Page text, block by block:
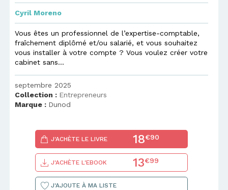
Cyril Moreno
Vous êtes un professionnel de l’expertise-comptable,
fraîchement diplômé et/ou salarié, et vous souhaitez
vous installer à votre compte ? Vous voulez créer votre
cabinet sans...
septembre 2025
Collection : Entrepreneurs
Marque : Dunod
J'ACHÈTE LE LIVRE 18€90
J'ACHÈTE L'EBOOK 13€99
J'AJOUTE À MA LISTE